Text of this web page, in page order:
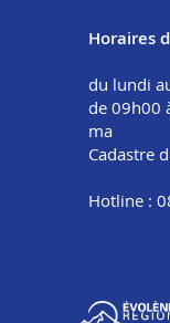
Horaires
du lundi
de 09h00
ma
Cadastre
Hotline :